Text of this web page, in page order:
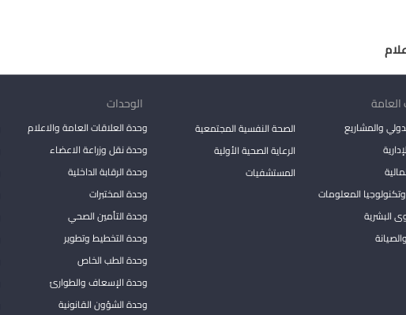
العامة
والمشاريع
المعلومات
البشرية
الصحة النفسية المجتمعية
الرعاية الصحية الأولية
المستشفيات
الوحدات
وحدة العلاقات العامة والاعلام
وحدة نقل وزراعة الاعضاء
وحدة الرقابة الداخلية
وحدة المختبرات
وحدة التأمين الصحي
وحدة التخطيط وتطوير
وحدة الطب الخاص
وحدة الإسعاف والطوارئ
وحدة الشؤون القانونية